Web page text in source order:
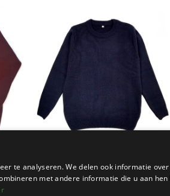
Scouts
SCOUTSTRUI KINDEREN
te analyseren. We delen ook informatie
met andere informatie die u aan